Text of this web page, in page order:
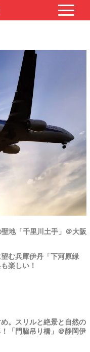
地「千里川土手」＠大阪
む兵庫伊丹「下河原緑
楽しい！
。スリルと絶景と自然の
「門脇吊り橋」＠静岡伊